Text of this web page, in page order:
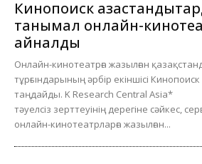
Кинопоиск
танымал онлайн-
айналды
Онлайн-кинотеатрға жазылған
тұрғындарының әрбір екіншісі
таңдайды. K Research Central Asia*
тәуелсіз зерттеуінің дерегіне сәйкес,
онлайн-кинотеатрларға жазылған...